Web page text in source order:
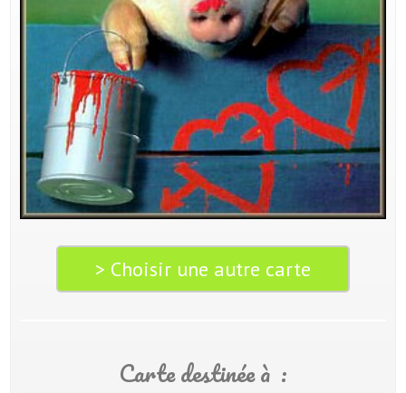
> Choisir une autre carte
Carte destinée à :